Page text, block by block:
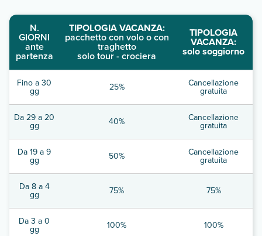
N.
GIORNI
ante
partenza
TIPOLOGIA VACANZA:
pacchetto con volo o con
traghetto
solo tour - crociera
TIPOLOGIA
VACANZA:
solo soggiorno
Fino a 30
gg 25% Cancellazione
gratuita
Da 29 a 20
gg 40% Cancellazione
gratuita
Da 19 a 9
gg 50% Cancellazione
gratuita
Da 8 a 4
gg 75% 75%
Da 3 a 0
gg 100% 100%